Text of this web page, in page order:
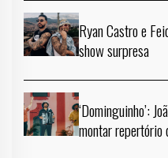
Ryan Castro e
show surpresa
‘Dominguinho’:
montar repertório